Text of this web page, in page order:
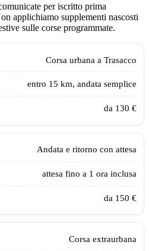
per iscritto prima
applichiamo supplementi nascosti
sulle corse programmate.
taxi sanitario Assistiamo Te a
Corsa urbana a Trasacco
entro 15 km, andata semplice
da 130 €
Andata e ritorno con attesa
attesa fino a 1 ora inclusa
da 150 €
Corsa extraurbana